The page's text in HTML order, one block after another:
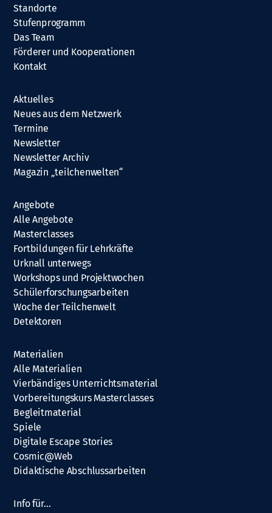
Standorte
Stufenprogramm
Das Team
Förderer und Kooperationen
Kontakt
Aktuelles
Neues aus dem Netzwerk
Termine
Newsletter
Newsletter Archiv
Magazin „teilchenwelten“
Angebote
Alle Angebote
Masterclasses
Fortbildungen für Lehrkräfte
Urknall unterwegs
Workshops und Projektwochen
Schülerforschungsarbeiten
Woche der Teilchenwelt
Detektoren
Materialien
Alle Materialien
Vierbändiges Unterrichtsmaterial
Vorbereitungskurs Masterclasses
Begleitmaterial
Spiele
Digitale Escape Stories
Cosmic@Web
Didaktische Abschlussarbeiten
Info für…